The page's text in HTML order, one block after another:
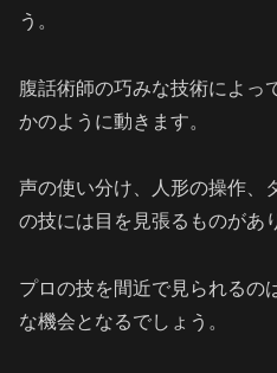
う。
腹話術師の巧みな技術によっ
かのように動きます。
声の使い分け、人形の操作、
の技には目を見張るものがあ
プロの技を間近で見られるの
な機会となるでしょう。